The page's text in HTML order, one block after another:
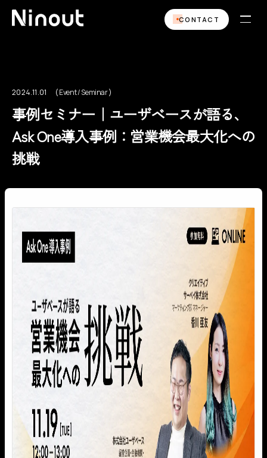
CONTACT
2024.11.01
Event / Seminar
事例セミナー｜ユーザベースが語る、
Ask One導入事例：営業機会最大化への
挑戦